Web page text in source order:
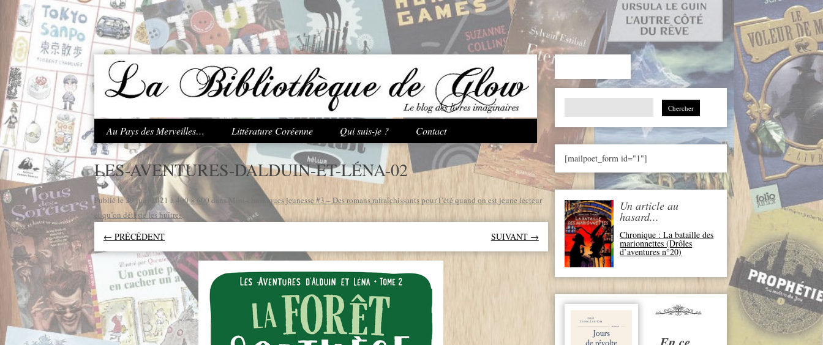
.
Aller au contenu principal
Au Pays des Merveilles… Littérature Coréenne Qui suis-je ? Contact
Search
[mailpoet_form id="1"]
Un article au
hasard...
Chronique : La bataille des
marionnettes (Drôles
d’aventures n°20)
LES-AVENTURES-DALDUIN-ET-LÉNA-02
Publié le29 juin 2021 à 400 × 600 dans
Mini-chroniques jeunesse #3 – Des romans rafraîchissants pour l’été quand on est jeune lecteur
et qu’on déteste les huîtres.
← PRÉCÉDENT SUIVANT →